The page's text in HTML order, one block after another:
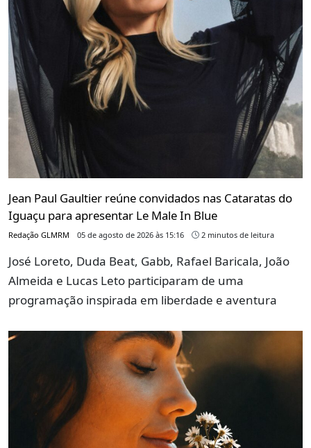
Jean Paul Gaultier reúne convidados nas Cataratas do
Iguaçu para apresentar Le Male In Blue
Redação GLMRM 05 de agosto de 2026 às 15:16 2 minutos de leitura
José Loreto, Duda Beat, Gabb, Rafael Baricala, João
Almeida e Lucas Leto participaram de uma
programação inspirada em liberdade e aventura